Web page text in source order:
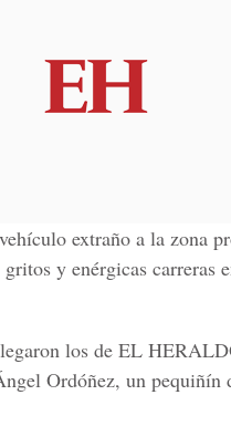
extraño a la zona
y enérgicas carreras
los de EL
Ordóñez, un pequiñín